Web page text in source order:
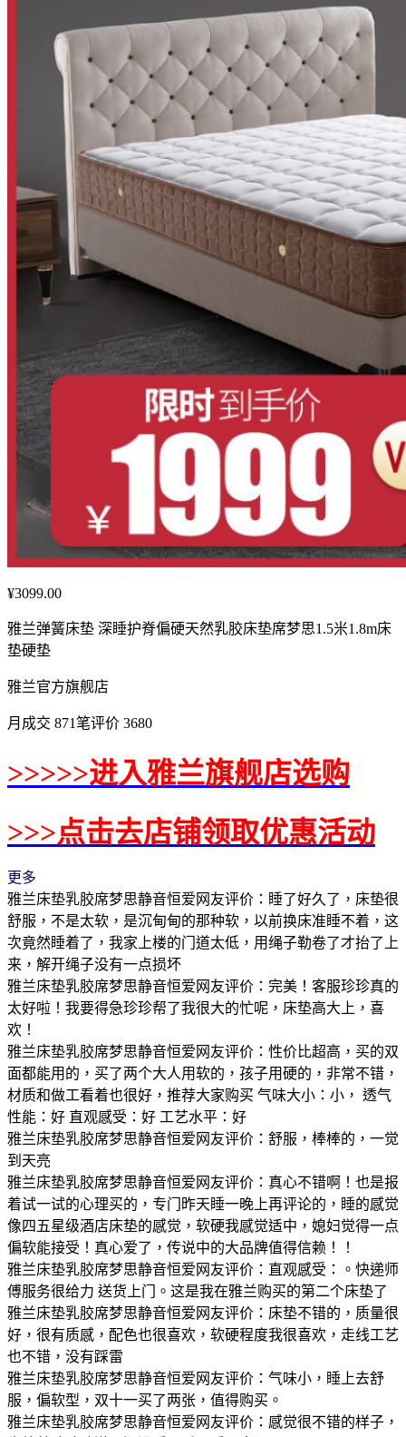
¥3099.00
雅兰弹簧床垫 深睡护脊偏硬天然乳胶床垫席梦思1.5米1.8m床
垫硬垫
雅兰官方旗舰店
月成交 871笔评价 3680
>>>>>进入雅兰旗舰店选购
>>>点击去店铺领取优惠活动
更多
雅兰床垫乳胶席梦思静音恒爱网友评价：睡了好久了，床垫很
舒服，不是太软，是沉甸甸的那种软，以前换床准睡不着，这
次竟然睡着了，我家上楼的门道太低，用绳子勒卷了才抬了上
来，解开绳子没有一点损坏
雅兰床垫乳胶席梦思静音恒爱网友评价：完美！客服珍珍真的
太好啦！我要得急珍珍帮了我很大的忙呢，床垫高大上，喜
欢！
雅兰床垫乳胶席梦思静音恒爱网友评价：性价比超高，买的双
面都能用的，买了两个大人用软的，孩子用硬的，非常不错，
材质和做工看着也很好，推荐大家购买 气味大小：小， 透气
性能：好 直观感受：好 工艺水平：好
雅兰床垫乳胶席梦思静音恒爱网友评价：舒服，棒棒的，一觉
到天亮
雅兰床垫乳胶席梦思静音恒爱网友评价：真心不错啊！也是报
着试一试的心理买的，专门昨天睡一晚上再评论的，睡的感觉
像四五星级酒店床垫的感觉，软硬我感觉适中，媳妇觉得一点
偏软能接受！真心爱了，传说中的大品牌值得信赖！！
雅兰床垫乳胶席梦思静音恒爱网友评价：直观感受：。快递师
傅服务很给力 送货上门。这是我在雅兰购买的第二个床垫了
雅兰床垫乳胶席梦思静音恒爱网友评价：床垫不错的，质量很
好，很有质感，配色也很喜欢，软硬程度我很喜欢，走线工艺
也不错，没有踩雷
雅兰床垫乳胶席梦思静音恒爱网友评价：气味小，睡上去舒
服，偏软型，双十一买了两张，值得购买。
雅兰床垫乳胶席梦思静音恒爱网友评价：感觉很不错的样子，